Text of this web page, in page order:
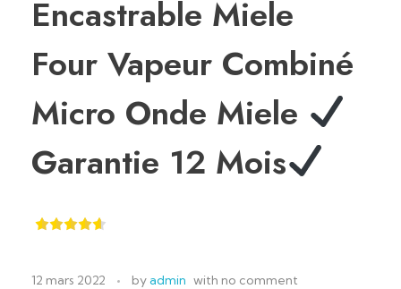
Hotte Aspirante Miele
Machine à Café Miele
RÉPARATION
Réparer Lave-Vaisselle
Réparation Sèche-Linge
RÉPARATEUR
SAV
Encastrable Miele
Four Vapeur Combiné
Micro Onde Miele
Garantie 12 Mois
12 mars 2022 byadmin with no comment